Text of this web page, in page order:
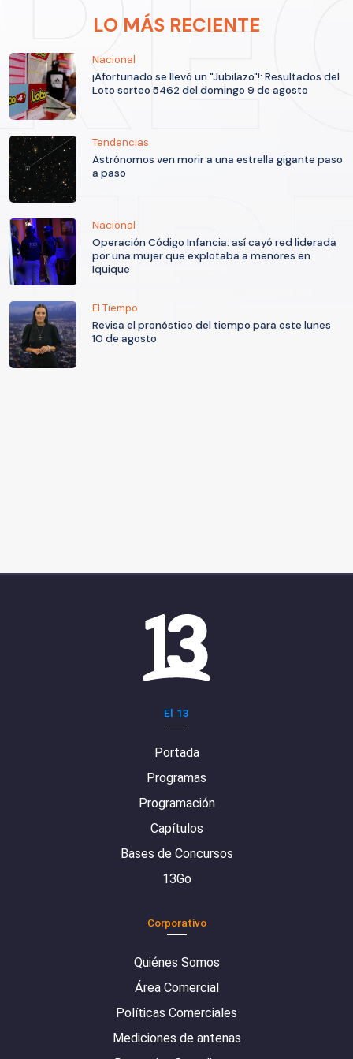
LO MÁS RECIENTE
Nacional
¡Afortunado se llevó un "Jubilazo"!: Resultados del
Loto sorteo 5462 del domingo 9 de agosto
Tendencias
Astrónomos ven morir a una estrella gigante paso
a paso
Nacional
Operación Código Infancia: así cayó red liderada
por una mujer que explotaba a menores en
Iquique
El Tiempo
Revisa el pronóstico del tiempo para este lunes
10 de agosto
El 13
Portada
Programas
Programación
Capítulos
Bases de Concursos
13Go
Corporativo
Quiénes Somos
Área Comercial
Políticas Comerciales
Mediciones de antenas